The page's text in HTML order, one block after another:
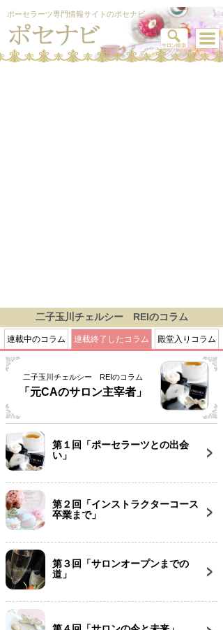
ポーセラーツ専門情報サイトのポセナビ
二子玉川チェルシー REIのコラム
連載中のコラム 連載終了したコラム 殿堂入りコラム
二子玉川チェルシー REIのコラム
「元CAのサロン主宰者」
第１回「ポーセラーツとの出会
い」
第２回「インストラクターコース
卒業まで」
第３回「サロンオープンまでの
道」